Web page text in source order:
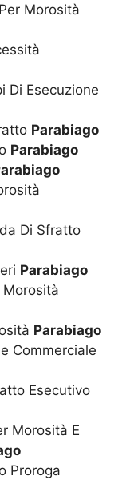
Morosità
Di Esecuzione
Parabiago
Parabiago
Di Sfratto
Parabiago
Parabiago
Commerciale
Esecutivo
Morosità E
Proroga